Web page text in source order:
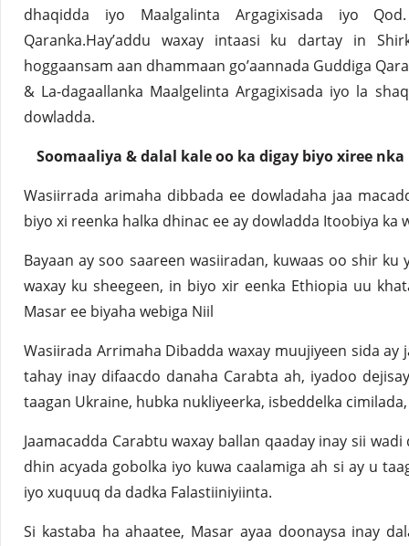
dhaqidda iyo Maalgalinta Argagixisada iyo
Qaranka.Hay’addu waxay intaasi ku dartay in
hoggaansam aan dhammaan go’aannada Guddiga
& La-dagaallanka Maalgelinta Argagixisada iyo la
dowladda.
Soomaaliya & dalal kale oo ka digay biyo xiree
Wasiirrada arimaha dibbada ee dowladaha jaa
biyo xi reenka halka dhinac ee ay dowladda Itoobiya ka
Bayaan ay soo saareen wasiiradan, kuwaas oo shir ku
waxay ku sheegeen, in biyo xir eenka Ethiopia uu
Masar ee biyaha webiga Niil
Wasiirada Arrimaha Dibadda waxay muujiyeen sida ay
tahay inay difaacdo danaha Carabta ah, iyadoo
taagan Ukraine, hubka nukliyeerka, isbeddelka
Jaamacadda Carabtu waxay ballan qaaday inay sii
dhin acyada gobolka iyo kuwa caalamiga ah si ay u
iyo xuquuq da dadka Falastiiniyiinta.
Si kastaba ha ahaatee, Masar ayaa doonaysa inay